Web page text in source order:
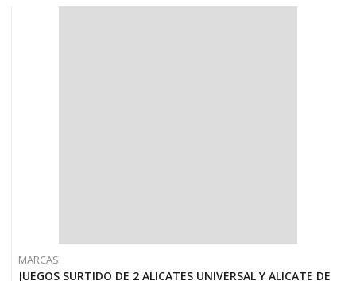
MARCAS
JUEGOS SURTIDO DE 2 ALICATES UNIVERSAL Y ALICATE DE